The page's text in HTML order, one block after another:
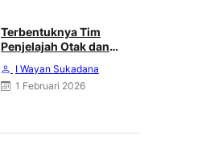
Terbentuknya Tim
Penjelajah Otak dan
Haliling
I Wayan Sukadana
1 Februari 2026